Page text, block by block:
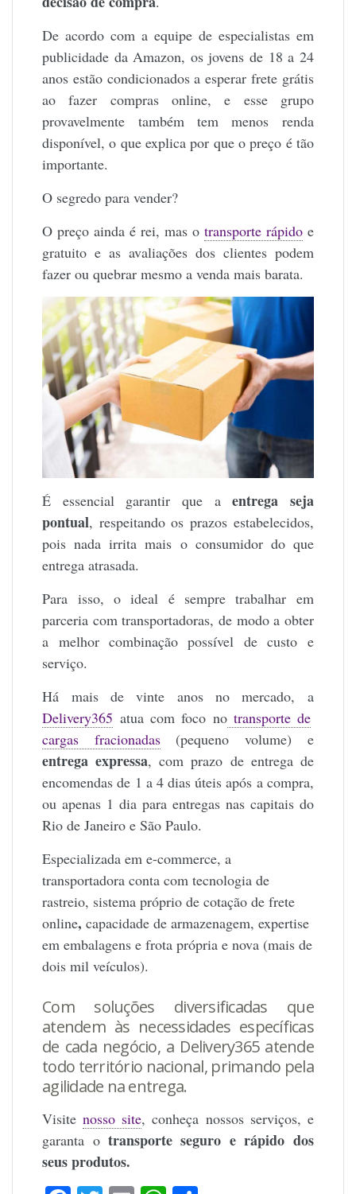
De acordo com a equipe de especialistas em
publicidade da Amazon, os jovens de 18 a 24
anos estão condicionados a esperar frete grátis
ao fazer compras online, e esse grupo
provavelmente também tem menos renda
disponível, o que explica por que o preço é tão
importante.
O segredo para vender?
O preço ainda é rei, mas o transporte rápidoe
gratuito e as avaliações dos clientes podem
fazer ou quebrar mesmo a venda mais barata.
É essencial garantir que aentrega seja
pontual, respeitando os prazos estabelecidos,
pois nada irrita mais o consumidor do que
entrega atrasada.
Para isso, o ideal é sempre trabalhar em
parceria com transportadoras, de modo a obter
a melhor combinação possível de custo e
serviço.
Há mais de vinte anos no mercado, a
Delivery365 atua com foco no transporte de
cargas fracionadas(pequeno volume) e
entrega expressa, com prazo de entrega de
encomendas de 1 a 4 dias úteis após a compra,
ou apenas 1 dia para entregas nas capitais do
Rio de Janeiro e São Paulo.
Especializada em e-commerce, a
transportadora conta com tecnologia de
rastreio, sistema próprio de cotação de frete
online,capacidade de armazenagem, expertise
em embalagens e frota própria e nova (mais de
dois mil veículos).
Com soluções diversificadas que
atendem às necessidades específicas
de cada negócio, a Delivery365atende
todo território nacional, primando pela
agilidade na entrega.
Visitenosso site, conheça nossos serviços, e
garanta otransporte seguro e rápido dos
seus produtos.